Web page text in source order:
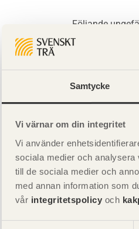
Samtycke
Vi värnar om din integritet
Vi använder
sociala medier och
till de sociala medier och
med annan information som
vår integritetspolicy och
Följande
vid
Yttervägg med
Yttervägg med
Icke bärande
Bärande ej